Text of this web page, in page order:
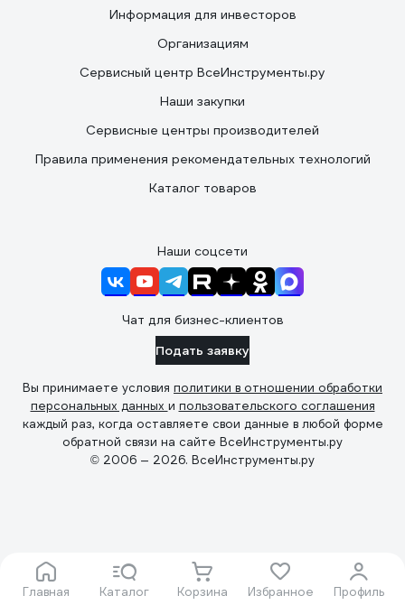
Главная Каталог Корзина Избранное Профиль
Информация для инвесторов
Организациям
Сервисный центр ВсеИнструменты.ру
Наши закупки
Сервисные центры производителей
Правила применения рекомендательных технологий
Каталог товаров
Наши соцсети
Чат для бизнес-клиентов
Подать заявку
Вы принимаете условия политики в отношении обработки
персональных данных и пользовательского соглашения
каждый раз, когда оставляете свои данные в любой форме
обратной связи на сайте ВсеИнструменты.ру
© 2006 — 2026. ВсеИнструменты.ру